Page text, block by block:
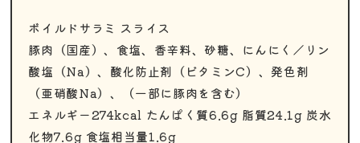
ボイルドサラミ スライス
豚肉（国産）、食塩、香辛料、砂糖、にんにく／リン
酸塩（Na）、酸化防止剤（ビタミンC）、発色剤
（亜硝酸Na）、（一部に豚肉を含む）
エネルギー274kcal たんぱく質6.6g 脂質24.1g 炭水
化物7.6g 食塩相当量1.6g